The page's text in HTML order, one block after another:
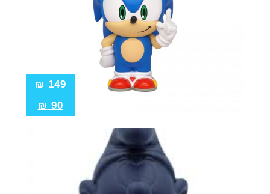
149
₪
90
₪